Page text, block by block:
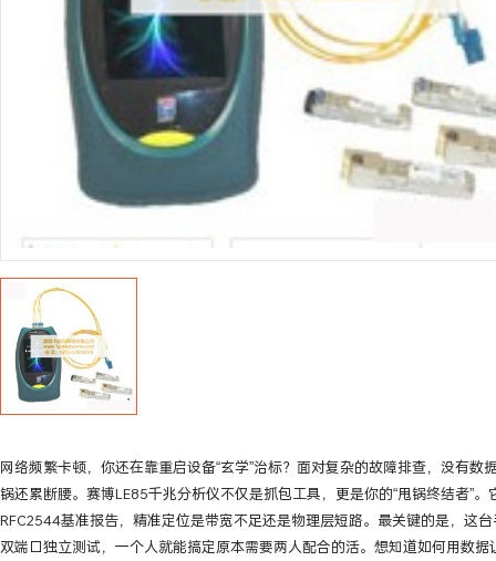
网络频繁卡顿，你还在靠重启设备“玄学”治标？面对复杂的故障排查，没有数
锅还累断腰。赛博LE85千兆分析仪不仅是抓包工具，更是你的“甩锅终结者”。
RFC2544基准报告，精准定位是带宽不足还是物理层短路。最关键的是，这
双端口独立测试，一个人就能搞定原本需要两人配合的活。想知道如何用数据